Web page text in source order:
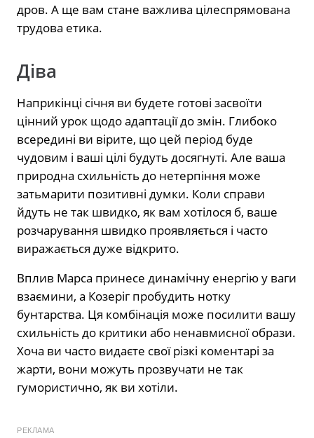
дров. А ще вам стане важлива цілеспрямована
трудова етика.
Діва
Наприкінці січня ви будете готові засвоїти
цінний урок щодо адаптації до змін. Глибоко
всередині ви вірите, що цей період буде
чудовим і ваші цілі будуть досягнуті. Але ваша
природна схильність до нетерпіння може
затьмарити позитивні думки. Коли справи
йдуть не так швидко, як вам хотілося б, ваше
розчарування швидко проявляється і часто
виражається дуже відкрито.
Вплив Марса принесе динамічну енергію у ваги
взаємини, а Козеріг пробудить нотку
бунтарства. Ця комбінація може посилити вашу
схильність до критики або ненавмисної образи.
Хоча ви часто видаєте свої різкі коментарі за
жарти, вони можуть прозвучати не так
гумористично, як ви хотіли.
РЕКЛАМА